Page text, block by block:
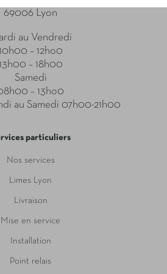
69006 Lyon
au Vendredi
– 12ho0
– 18h00
Samedi
– 13ho0
au Samedi 07h00-21h00
particuliers
Nos services
Limes Lyon
Livraison
Mise en service
Installation
Point relais